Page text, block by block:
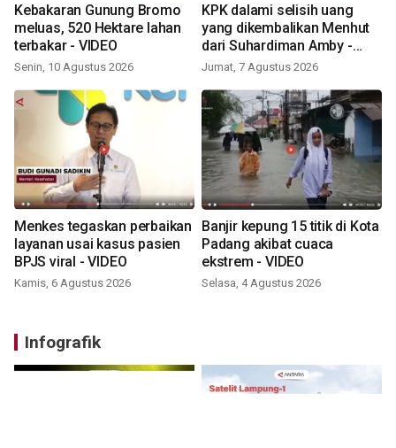
Kebakaran Gunung Bromo
meluas, 520 Hektare lahan
terbakar - VIDEO
Senin, 10 Agustus 2026
KPK dalami selisih uang
yang dikembalikan Menhut
dari Suhardiman Amby -
VIDEO
Jumat, 7 Agustus 2026
Menkes tegaskan perbaikan
layanan usai kasus pasien
BPJS viral - VIDEO
Kamis, 6 Agustus 2026
Banjir kepung 15 titik di Kota
Padang akibat cuaca
ekstrem - VIDEO
Selasa, 4 Agustus 2026
Infografik